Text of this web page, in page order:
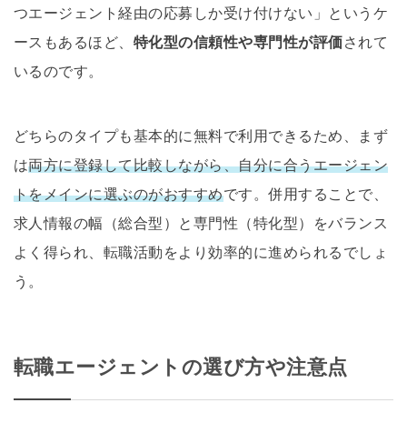
つエージェント経由の応募しか受け付けない」というケ
ースもあるほど、 特化型の信頼性や専門性が評価されて
いるのです。
どちらのタイプも基本的に無料で利用できるため、まず
は両方に登録して比較しながら、自分に合うエージェン
トをメインに選ぶのがおすすめです。併用することで、
求人情報の幅（総合型）と専門性（特化型）をバランス
よく得られ、転職活動をより効率的に進められるでしょ
う。
転職エージェントの選び方や注意点